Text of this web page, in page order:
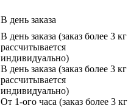
В день заказа
В день заказа (заказ более 3 кг
рассчитывается
индивидуально)
В день заказа (заказ более 3 кг
рассчитывается
индивидуально)
От 1-ого часа (заказ более 3 кг